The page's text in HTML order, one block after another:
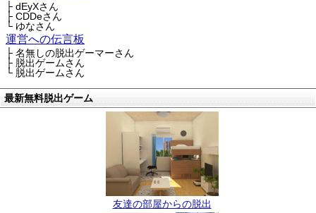
├ dEyXさん
├ CDDeさん
└ ゆなさん
運営への伝言板
├ 名無しの脱出ゲーマーさん
├ 脱出ゲームさん
└ 脱出ゲームさん
最新無料脱出ゲーム
友達の部屋からの脱出